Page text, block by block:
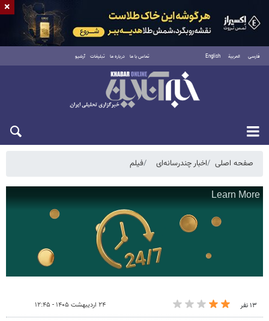
فارسی العربية English تماس با ما درباره ما تبلیغات آرشیو
یکشنبه ۱۸ مرداد ۱۴۰۵
صفحه اصلی اخبار چندرسانه‌ای فیلم
۱۳ نفر ۲۴ اردیبهشت ۱۴۰۵ - ۱۲:۴۵
×